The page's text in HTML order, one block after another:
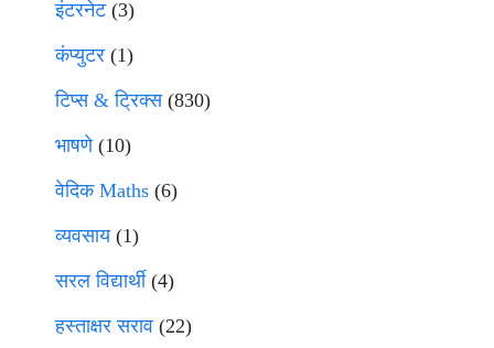
इंटरनेट(3)
कंप्युटर (1)
टिप्स & ट्रिक्स(830)
भाषणे(10)
वेदिक Maths (6)
व्यवसाय(1)
सरल विद्यार्थी(4)
हस्ताक्षर सराव (22)